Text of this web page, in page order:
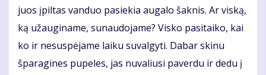
juos įpiltas vanduo pasiekia augalo šaknis. Ar viską,
ką užauginame, sunaudojame? Visko pasitaiko, kai
ko ir nesuspėjame laiku suvalgyti. Dabar skinu
šparagines pupeles, jas nuvaliusi paverdu ir dedu į